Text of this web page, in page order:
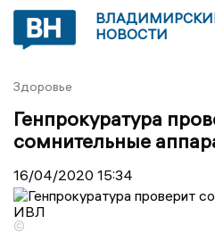
НОВОСТИ
Здоровье
Генпрокуратура
сомнительные
16/04/2020 15:34
©